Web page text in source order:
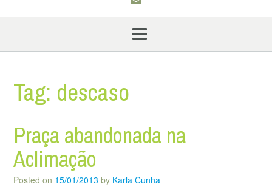
Tag: descaso
Praça abandonada na
Aclimação
Posted on 15/01/2013 by Karla Cunha